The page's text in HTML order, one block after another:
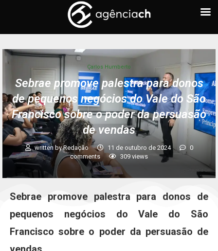
Carlos Humberto
Sebrae promove palestra para donos
de pequenos negócios do Vale do São
Francisco sobre o poder da persuasão
de vendas
written byRedação 11 de outubro de 2024
0
comments
309 views
Sebrae promove palestra para donos de
pequenos negócios do Vale do São
Francisco sobre o poder da persuasão de